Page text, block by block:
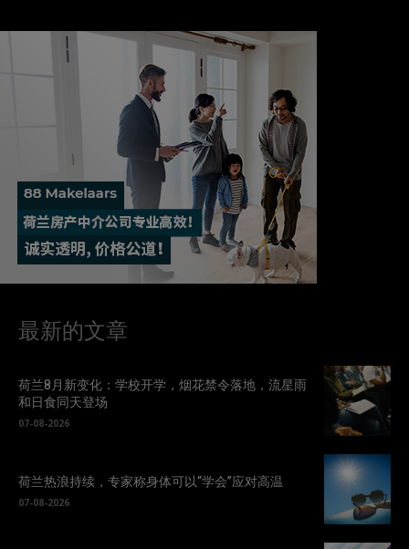
最新的文章
荷兰8月新变化：学校开学，烟花禁令落地，流星雨
和日食同天登场
07-08-2026
荷兰热浪持续，专家称身体可以“学会”应对高温
07-08-2026